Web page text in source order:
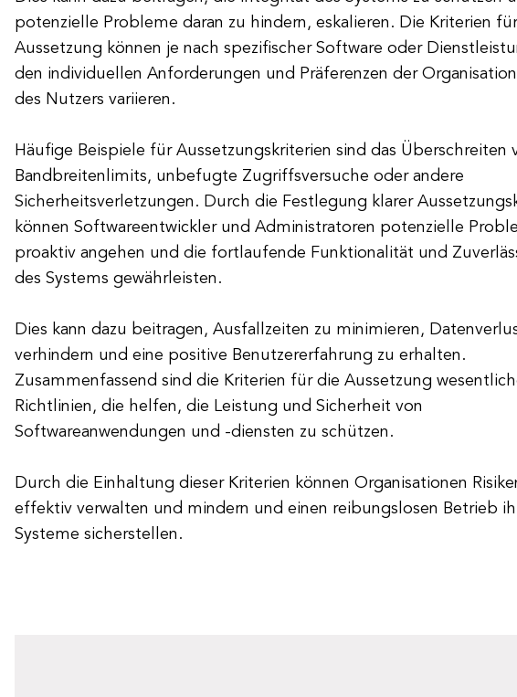
potenzielle Probleme daran zu hindern, eskalieren. Die Kriterien
Aussetzung können je nach spezifischer Software oder
den individuellen Anforderungen und Präferenzen der
des Nutzers variieren.
Häufige Beispiele für Aussetzungskriterien sind das Überschreiten
Bandbreitenlimits, unbefugte Zugriffsversuche oder andere
Sicherheitsverletzungen. Durch die Festlegung klarer
können Softwareentwickler und Administratoren potenzielle
proaktiv angehen und die fortlaufende Funktionalität und
des Systems gewährleisten.
Dies kann dazu beitragen, Ausfallzeiten zu minimieren,
verhindern und eine positive Benutzererfahrung zu erhalten.
Zusammenfassend sind die Kriterien für die Aussetzung
Richtlinien, die helfen, die Leistung und Sicherheit von
Softwareanwendungen und -diensten zu schützen.
Durch die Einhaltung dieser Kriterien können Organisationen
effektiv verwalten und mindern und einen reibungslosen Betrieb
Systeme sicherstellen.